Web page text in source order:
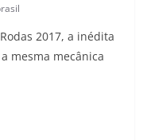
2017, a inédita
mesma mecânica